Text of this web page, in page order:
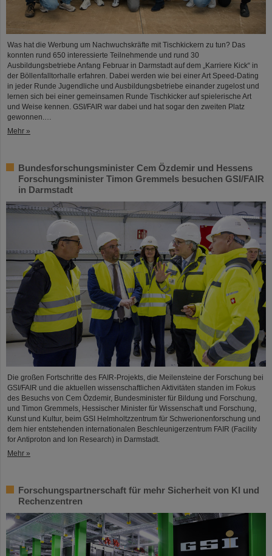
Was hat die Werbung um Nachwuchskräfte mit Tischkickern zu tun? Das
konnten rund 650 interessierte Teilnehmende und rund 30
Ausbildungsbetriebe Anfang Februar in Darmstadt auf dem „Karriere Kick“ in
der Böllenfalltorhalle erfahren. Dabei werden wie bei einer Art Speed-Dating
in jeder Runde Jugendliche und Ausbildungsbetriebe einander zugelost und
lernen sich bei einer gemeinsamen Runde Tischkicker auf spielerische Art
und Weise kennen. GSI/FAIR war dabei und hat sogar den zweiten Platz
gewonnen.…
Mehr »
Bundesforschungsminister Cem Özdemir und Hessens
Forschungsminister Timon Gremmels besuchen GSI/FAIR
in Darmstadt
Die großen Fortschritte des FAIR-Projekts, die Meilensteine der Forschung bei
GSI/FAIR und die aktuellen wissenschaftlichen Aktivitäten standen im Fokus
des Besuchs von Cem Özdemir, Bundesminister für Bildung und Forschung,
und Timon Gremmels, Hessischer Minister für Wissenschaft und Forschung,
Kunst und Kultur, beim GSI Helmholtzzentrum für Schwerionenforschung und
dem hier entstehenden internationalen Beschleunigerzentrum FAIR (Facility
for Antiproton and Ion Research) in Darmstadt.
Mehr »
Forschungspartnerschaft für mehr Sicherheit von KI und
Rechenzentren